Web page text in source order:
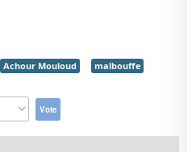
Achour Mouloud malbouffe